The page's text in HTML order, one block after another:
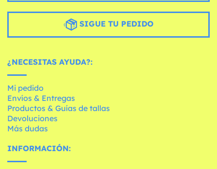
SIGUE TU PEDIDO
¿NECESITAS AYUDA?:
Mi pedido
Envíos & Entregas
Productos & Guías de tallas
Devoluciones
Más dudas
INFORMACIÓN: